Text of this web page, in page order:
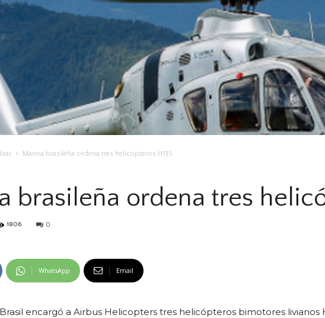
Marina brasileña ordena tres helicópteros H135
brasileña ordena tres
1806 0
WhatsApp Email
encargó a Airbus Helicopters tres helicópteros bimotores livianos